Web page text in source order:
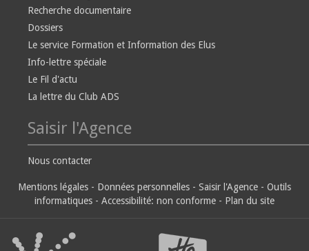
Recherche documentaire
Dossiers
Le service Formation et Information des Elus
Info-lettre spéciale
Le Fil d'actu
La lettre du Club ADS
Saisir l'Agence
Nous contacter
Mentions légales - Données personnelles - Saisir l'Agence - Outils
informatiques - Accessibilité: non conforme - Plan du site